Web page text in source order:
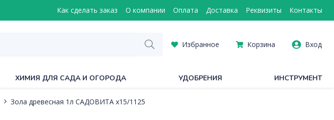
Как сделать заказ О компании Оплата Доставка Реквизиты Контакты
Избранное Корзина Вход
ХИМИЯ ДЛЯ САДА И ОГОРОДА УДОБРЕНИЯ ИНСТРУМЕНТ
Зола древесная 1л САДОВИТА х15/1125